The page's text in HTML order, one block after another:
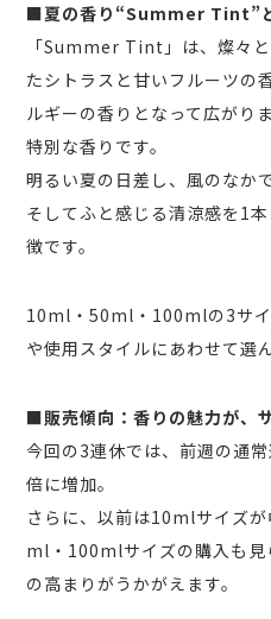
■夏の香り“Summer Tint”
「Summer Tint」は、燦々
たシトラスと甘いフルーツの
ルギーの香りとなって広がり
特別な香りです。
明るい夏の日差し、風のなか
そしてふと感じる清涼感を1
徴です。
10ml・50ml・100mlの3サイ
や使用スタイルにあわせて選
■販売傾向：香りの魅力が、
今回の3連休では、前週の通
倍に増加。
さらに、以前は10mlサイズ
ml・100mlサイズの購入も見
の高まりがうかがえます。